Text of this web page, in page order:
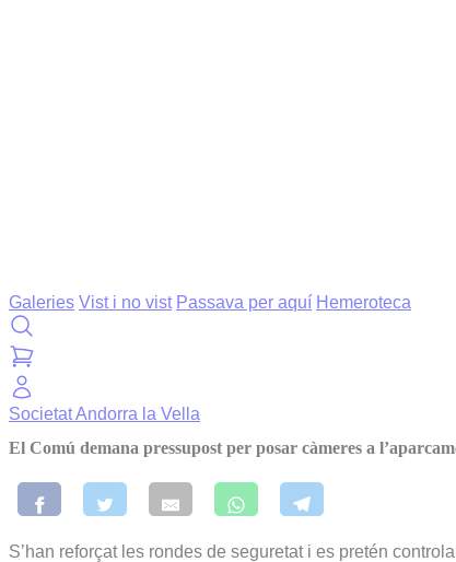
Galeries Vist i no vist Passava per aquí Hemeroteca
SocietatAndorra la Vella
El Comú demana pressupost per posar càmeres a
S’han reforçat les rondes de seguretat i es pretén